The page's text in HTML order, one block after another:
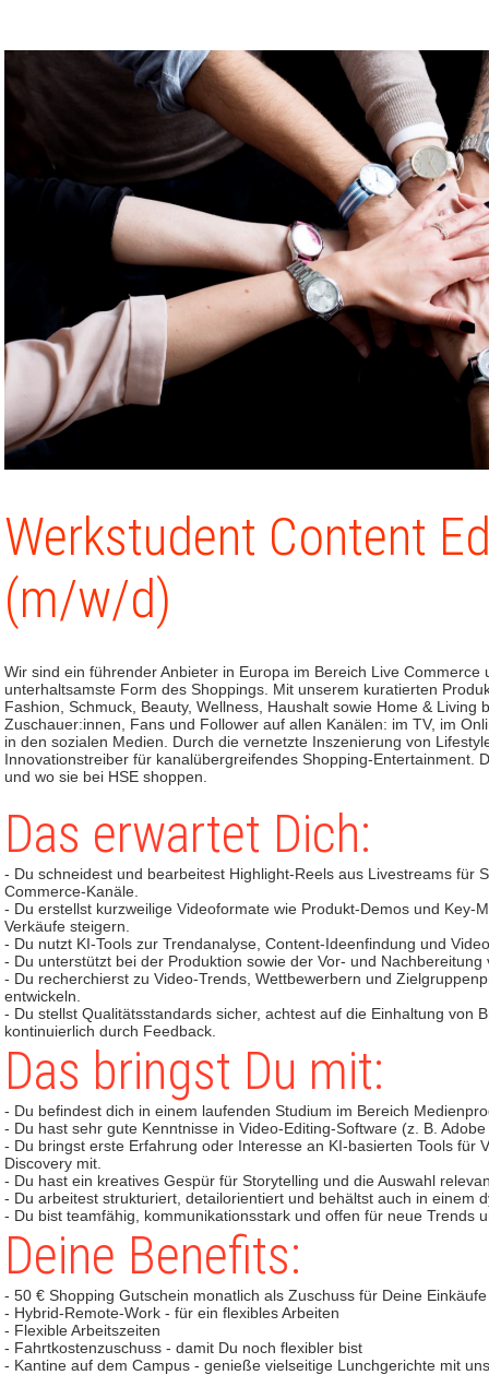
Werkstudent Content
(m/w/d)
Wir sind ein führender Anbieter in Europa im Bereich Live
unterhaltsamste Form des Shoppings. Mit unserem kuratierten
Fashion, Schmuck, Beauty, Wellness, Haushalt sowie Home & Living
Zuschauer:innen, Fans und Follower auf allen Kanälen: im TV, im
in den sozialen Medien. Durch die vernetzte Inszenierung von
Innovationstreiber für kanalübergreifendes Shopping-Entertainment.
und wo sie bei HSE shoppen.
Das erwartet Dich:
- Du schneidest und bearbeitest Highlight-Reels aus Livestreams für
Commerce-Kanäle.
- Du erstellst kurzweilige Videoformate wie Produkt-Demos und Key-
Verkäufe steigern.
- Du nutzt KI-Tools zur Trendanalyse, Content-Ideenfindung und
- Du unterstützt bei der Produktion sowie der Vor- und
- Du recherchierst zu Video-Trends, Wettbewerbern und
entwickeln.
- Du stellst Qualitätsstandards sicher, achtest auf die Einhaltung von
kontinuierlich durch Feedback.
Das bringst Du mit:
- Du befindest dich in einem laufenden Studium im Bereich
- Du hast sehr gute Kenntnisse in Video-Editing-Software (z. B.
- Du bringst erste Erfahrung oder Interesse an KI-basierten Tools für
Discovery mit.
- Du hast ein kreatives Gespür für Storytelling und die Auswahl
- Du arbeitest strukturiert, detailorientiert und behältst auch in einem
- Du bist teamfähig, kommunikationsstark und offen für neue Trends
Deine Benefits:
- 50 € Shopping Gutschein monatlich als Zuschuss für Deine Einkäufe
- Hybrid-Remote-Work - für ein flexibles Arbeiten
- Flexible Arbeitszeiten
- Fahrtkostenzuschuss - damit Du noch flexibler bist
- Kantine auf dem Campus - genieße vielseitige Lunchgerichte mit